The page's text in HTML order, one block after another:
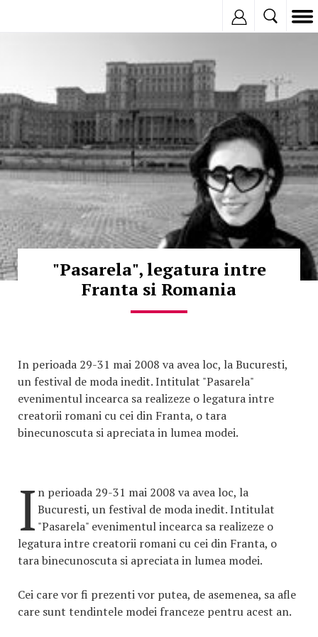
"Pasarela", legatura intre
Franta si Romania
In perioada 29-31 mai 2008 va avea loc, la Bucuresti,
un festival de moda inedit. Intitulat "Pasarela"
evenimentul incearca sa realizeze o legatura intre
creatorii romani cu cei din Franta, o tara
binecunoscuta si apreciata in lumea modei.
I n perioada 29-31 mai 2008 va avea loc, la
Bucuresti, un festival de moda inedit. Intitulat
"Pasarela" evenimentul incearca sa realizeze o
legatura intre creatorii romani cu cei din Franta, o
tara binecunoscuta si apreciata in lumea modei.
Cei care vor fi prezenti vor putea, de asemenea, sa afle
care sunt tendintele modei franceze pentru acest an.